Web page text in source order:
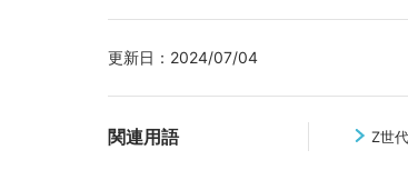
更新日： 2024/07/04
関連用語 Z世代